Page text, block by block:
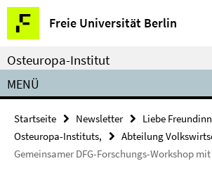
Springe
direkt
zu
Inhalt
Freie Universität Berlin
Service-
Navigation
Osteuropa-Institut
MENÜ
Startseite Newsletter
Liebe
Osteuropa-Instituts,
Abteilung
Gemeinsamer DFG-Forschungs-Workshop